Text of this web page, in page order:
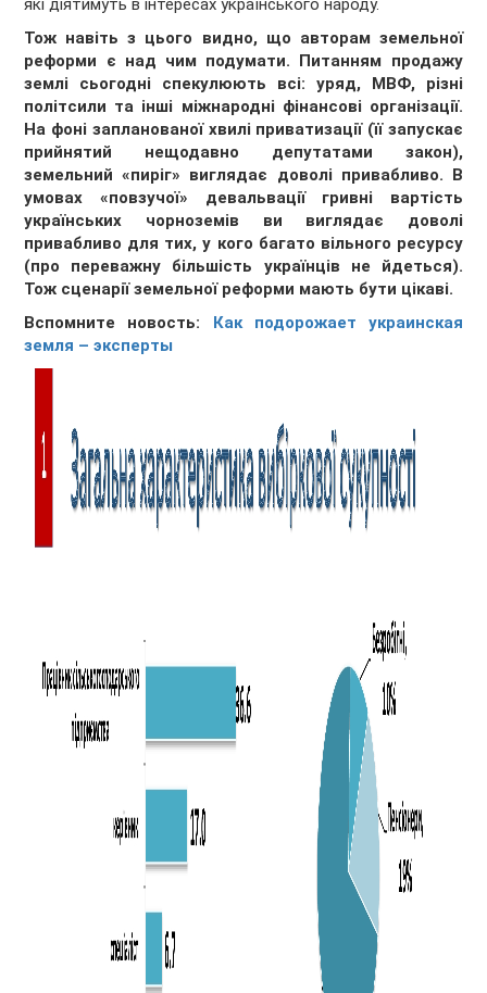
які діятимуть в інтересах українського народу.
Тож навіть з цього видно, що авторам земельної
реформи є над чим подумати. Питанням продажу
землі сьогодні спекулюють всі: уряд, МВФ, різні
політсили та інші міжнародні фінансові організації.
На фоні запланованої хвилі приватизації (її запускає
прийнятий нещодавно депутатами закон),
земельний «пиріг» виглядає доволі привабливо. В
умовах «повзучої» девальвації гривні вартість
українських чорноземів ви виглядає доволі
привабливо для тих, у кого багато вільного ресурсу
(про переважну більшість українців не йдеться).
Тож сценарії земельної реформи мають бути цікаві.
Вспомните новость: Как подорожает украинская
земля – эксперты